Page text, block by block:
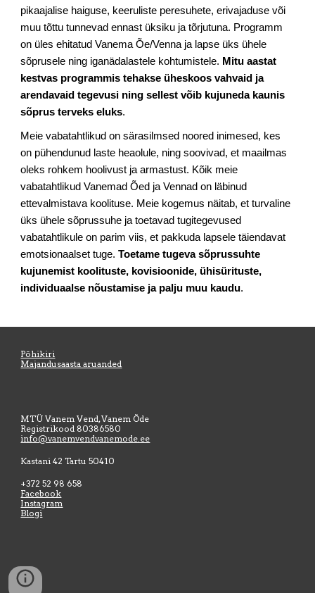
pikaajalise haiguse, keeruliste peresuhete, erivajaduse või
muu tõttu tunnevad ennast üksiku ja tõrjutuna. Programm
on üles ehitatud Vanema Õe/Venna ja lapse üks ühele
sõprusele ning iganädalastele kohtumistele. Mitu aastat
kestvas programmis tehakse üheskoos vahvaid ja
arendavaid tegevusi ning sellest võib kujuneda kaunis
sõprus terveks eluks.
Meie vabatahtlikud on särasilmsed noored inimesed, kes
on pühendunud laste heaolule, ning soovivad, et maailmas
oleks rohkem hoolivust ja armastust. Kõik meie
vabatahtlikud Vanemad Õed ja Vennad on läbinud
ettevalmistava koolituse. Meie kogemus näitab, et turvaline
üks ühele sõprussuhe ja toetavad tugitegevused
vabatahtlikule on parim viis, et pakkuda lapsele täiendavat
emotsionaalset tuge.Toetame tugeva sõprussuhte
kujunemist koolituste, kovisioonide, ühisürituste,
individuaalse nõustamise ja palju muu kaudu.
Põhikiri
Majandusaasta aruanded
MTÜ Vanem Vend, Vanem Õde
Registrikood 80386580
info@vanemvendvanemode.ee
Kastani 42 Tartu 50410
+372 52 98 658
Facebook
Instagram
Blogi